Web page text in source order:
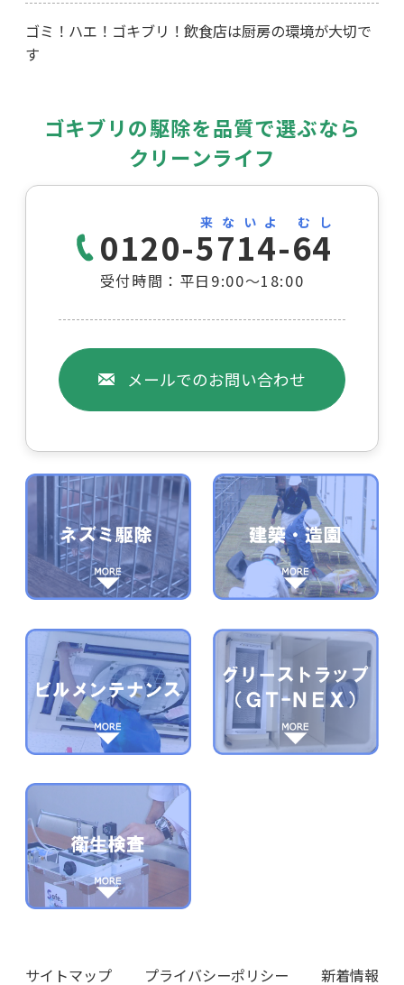
ゴミ！ハエ！ゴキブリ！飲食店は厨房の環境が大切で
す
ゴキブリの駆除を品質で選ぶなら
クリーンライフ
0120-5714-64
来ないよ むし
受付時間：平日9:00～18:00
メールでのお問い合わせ
サイトマップ プライバシーポリシー 新着情報